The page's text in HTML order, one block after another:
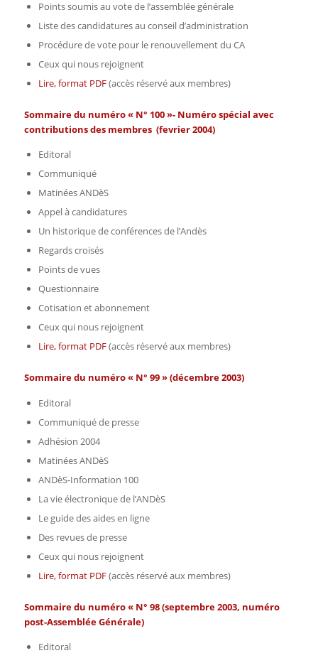
Points soumis au vote de l’assemblée générale
Liste des candidatures au conseil d’administration
Procédure de vote pour le renouvellement du CA
Ceux qui nous rejoignent
Lire, format PDF(accès réservé aux membres)
Sommaire du numéro « N° 100 »- Numéro spécial avec
contributions des membres (fevrier 2004)
Editoral
Communiqué
Matinées ANDèS
Appel à candidatures
Un historique de conférences de l’Andès
Regards croisés
Points de vues
Questionnaire
Cotisation et abonnement
Ceux qui nous rejoignent
Lire, format PDF(accès réservé aux membres)
Sommaire du numéro « N° 99 » (décembre 2003)
Editoral
Communiqué de presse
Adhésion 2004
Matinées ANDèS
ANDèS-Information 100
La vie électronique de l’ANDèS
Le guide des aides en ligne
Des revues de presse
Ceux qui nous rejoignent
Lire, format PDF(accès réservé aux membres)
Sommaire du numéro « N° 98 (septembre 2003, numéro
post-Assemblée Générale)
Editoral